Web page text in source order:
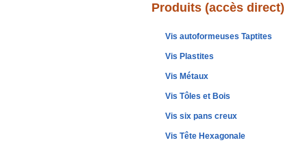
Produits (accès direct)
Vis autoformeuses Taptites
Vis Plastites
Vis Métaux
Vis Tôles et Bois
Vis six pans creux
Vis Tête Hexagonale